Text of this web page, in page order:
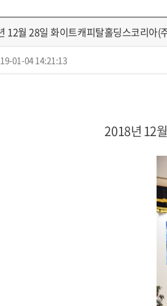
12월 28일 화이트캐피탈홀딩스코리아(
01-04 14:21:13
2018년 12